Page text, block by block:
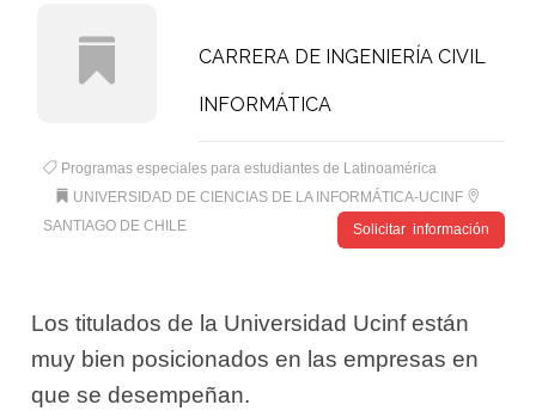
CARRERA DE INGENIERÍA CIVIL
INFORMÁTICA
Programas especiales para estudiantes de Latinoamérica
UNIVERSIDAD DE CIENCIAS DE LA INFORMÁTICA-UCINF
SANTIAGO DE CHILE
Solicitar información
Los titulados de la Universidad Ucinf están
muy bien posicionados en las empresas en
que se desempeñan.